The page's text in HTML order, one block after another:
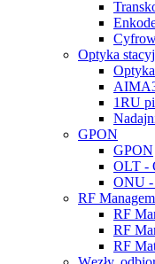
Optyka
1RU
GPON
GPON
OLT -
ONU -
RF
RF
RF
RF